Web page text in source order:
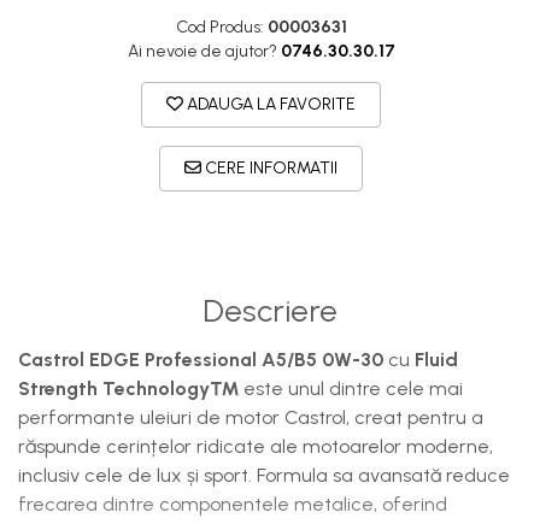
Cod Produs: 00003631
Ai nevoie de ajutor? 0746.30.30.17
ADAUGA LA FAVORITE
CERE INFORMATII
Descriere
Castrol EDGE Professional A5/B5 0W-30 cu Fluid
Strength Technology™ este unul dintre cele mai
performante uleiuri de motor Castrol, creat pentru a
răspunde cerințelor ridicate ale motoarelor moderne,
inclusiv cele de lux și sport. Formula sa avansată reduce
frecarea dintre componentele metalice, oferind